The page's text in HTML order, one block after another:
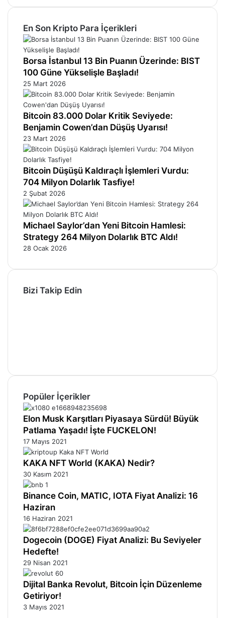
En Son Kripto Para İçerikleri
Borsa İstanbul 13 Bin Puanın Üzerinde: BIST
100 Güne Yükselişle Başladı!
25 Mart 2026
Bitcoin 83.000 Dolar Kritik Seviyede:
Benjamin Cowen’dan Düşüş Uyarısı!
23 Mart 2026
Bitcoin Düşüşü Kaldıraçlı İşlemleri Vurdu:
704 Milyon Dolarlık Tasfiye!
2 Şubat 2026
Michael Saylor’dan Yeni Bitcoin Hamlesi:
Strategy 264 Milyon Dolarlık BTC Aldı!
28 Ocak 2026
Bizi Takip Edin
Popüler İçerikler
Elon Musk Karşıtları Piyasaya Sürdü! Büyük
Patlama Yaşadı! İşte FUCKELON!
17 Mayıs 2021
KAKA NFT World (KAKA) Nedir?
30 Kasım 2021
Binance Coin, MATIC, IOTA Fiyat Analizi: 16
Haziran
16 Haziran 2021
Dogecoin (DOGE) Fiyat Analizi: Bu Seviyeler
Hedefte!
29 Nisan 2021
Dijital Banka Revolut, Bitcoin İçin Düzenleme
Getiriyor!
3 Mayıs 2021